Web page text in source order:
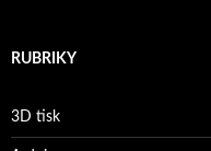
RUBRIKY
3D tisk